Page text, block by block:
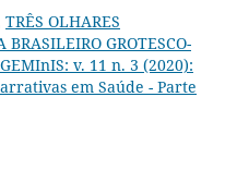
TRÊS OLHARES
GROTESCO-
v. 11 n. 3 (2020):
em Saúde - Parte